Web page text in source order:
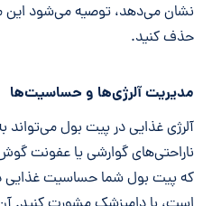
نشان می‌دهد، توصیه می‌شود این
حذف کنید.
مدیریت آلرژی‌ها و حساسیت‌ها
آلرژی غذایی در پیت بول
ناراحتی‌های گوارشی یا عفونت
که پیت بول شما حساسیت غذایی